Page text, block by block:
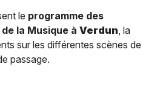
le programme des
la Musique à Verdun, la
sur les différentes scènes de
passage.